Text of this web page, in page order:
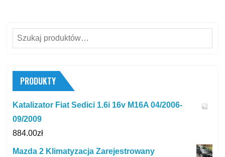
Szukaj:
PRODUKTY
Katalizator Fiat Sedici 1.6i 16v M16A 04/2006-
09/2009
884.00zł
Mazda 2 Klimatyzacja Zarejestrowany